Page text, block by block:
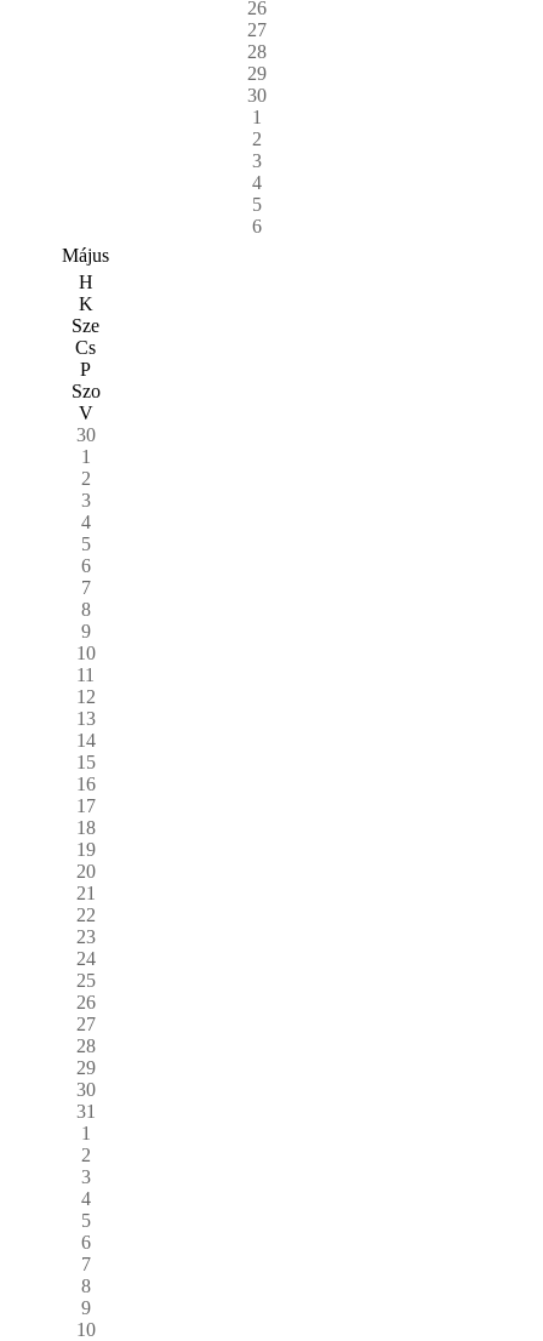
26
27
28
29
30
1
2
3
4
5
6
Május
H
K
Sze
Cs
P
Szo
V
30
1
2
3
4
5
6
7
8
9
10
11
12
13
14
15
16
17
18
19
20
21
22
23
24
25
26
27
28
29
30
31
1
2
3
4
5
6
7
8
9
10